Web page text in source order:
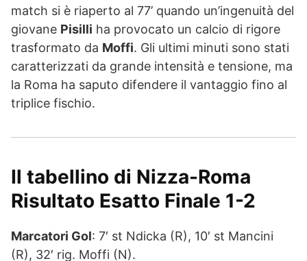
match si è riaperto al 77’ quando un’ingenuità del
giovane Pisilli ha provocato un calcio di rigore
trasformato da Moffi. Gli ultimi minuti sono stati
caratterizzati da grande intensità e tensione, ma
la Roma ha saputo difendere il vantaggio fino al
triplice fischio.
Il tabellino di Nizza-Roma
Risultato Esatto Finale 1-2
Marcatori Gol: 7′ st Ndicka (R), 10′ st Mancini
(R), 32′ rig. Moffi (N).